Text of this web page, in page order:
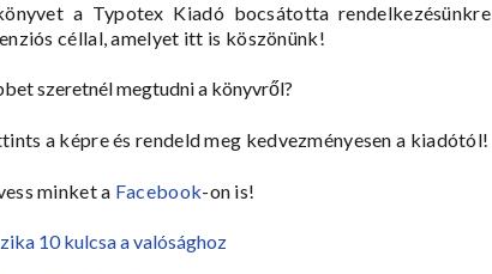
a Typotex Kiadó bocsátotta rendelkezésünkre
céllal, amelyet itt is köszönünk!
szeretnél megtudni a könyvről?
a képre és rendeld meg kedvezményesen a kiadótól!
minket a Facebook-on is!
10 kulcsa a valósághoz